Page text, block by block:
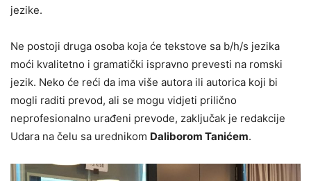
jezike.
Ne postoji druga osoba koja će tekstove sa b/h/s jezika
moći kvalitetno i gramatički ispravno prevesti na romski
jezik. Neko će reći da ima više autora ili autorica koji bi
mogli raditi prevod, ali se mogu vidjeti prilično
neprofesionalno urađeni prevode, zaključak je redakcije
Udara na čelu sa urednikom Daliborom Tanićem.